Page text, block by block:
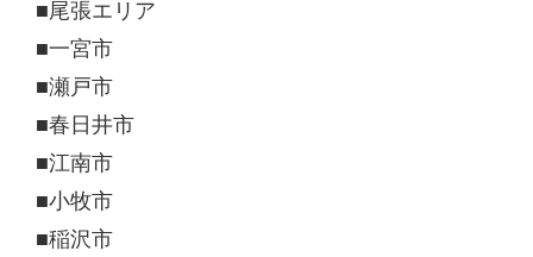
■尾張エリア
■一宮市
■瀬戸市
■春日井市
■江南市
■小牧市
■稲沢市